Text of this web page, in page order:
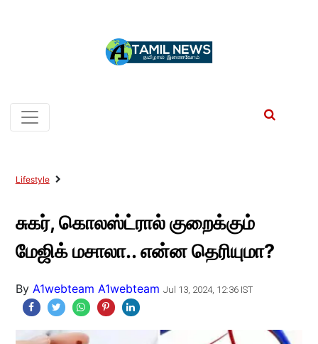
Lifestyle
சுகர், கொலஸ்ட்ரால் குறைக்கும்
மேஜிக் மசாலா.. என்ன தெரியுமா?
By A1webteam A1webteam Jul 13, 2024, 12:36 IST